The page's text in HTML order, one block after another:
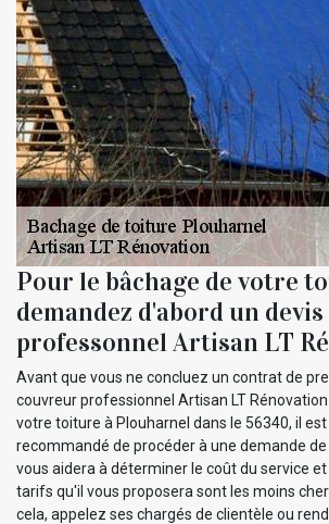
Pour le bâchage de votre
demandez d'abord un
professonnel Artisan LT
Avant que vous ne concluez un contrat de
couvreur professionnel Artisan LT
votre toiture à Plouharnel dans le 56340, il
recommandé de procéder à une demande
vous aidera à déterminer le coût du service
tarifs qu'il vous proposera sont les moins
cela, appelez ses chargés de clientèle ou